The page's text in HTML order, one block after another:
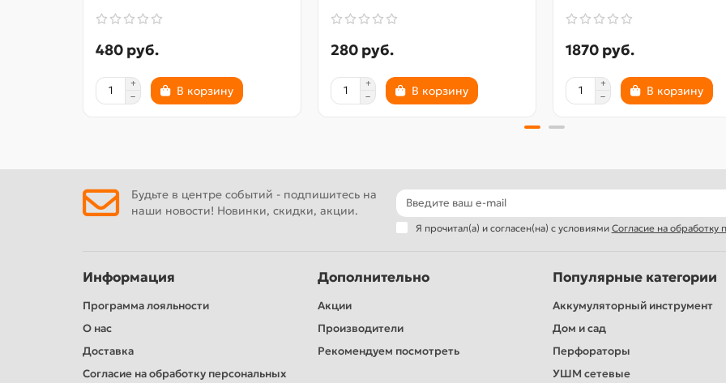
480 руб.
В корзину
280 руб.
В корзину
1870 руб.
В корзину
Будьте в центре событий - подпишитесь на
наши новости! Новинки, скидки, акции.
Я прочитал(а) и согласен(на) с условиями Согласие на обработку
Информация
Программа лояльности
О нас
Доставка
Согласие на обработку персональных
Дополнительно
Акции
Производители
Рекомендуем посмотреть
Популярные категории
Аккумуляторный инструмент
Дом и сад
Перфораторы
УШМ сетевые